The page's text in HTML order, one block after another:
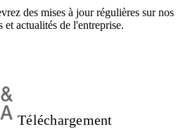
des mises à jour régulières sur nos
actualités de l'entreprise.
Téléchargement